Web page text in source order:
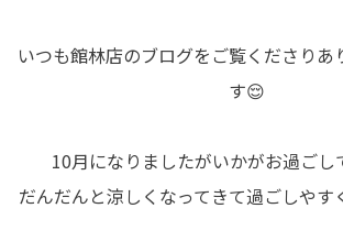
いつも館林店のブログをご覧くださりあ
す😌
10月になりましたがいかがお過ごし
だんだんと涼しくなってきて過ごしやす